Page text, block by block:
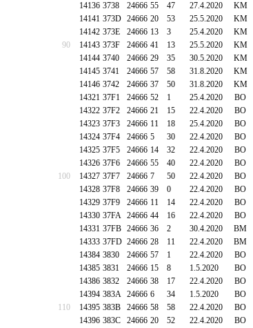
14136 3738 24666 55 47 27.4.2020 KM
14141 373D 24666 20 53 25.5.2020 KM
14142 373E 24666 13 3 25.4.2020 KM
90
14143 373F 24666 41 13 25.5.2020 KM
14144 3740 24666 29 35 30.5.2020 KM
14145 3741 24666 57 58 31.8.2020 KM
14146 3742 24666 37 50 31.8.2020 KM
14321 37F1 24666 52 1 25.4.2020 BO
14322 37F2 24666 21 15 22.4.2020 BO
14323 37F3 24666 11 18 25.4.2020 BO
14324 37F4 24666 5 30 22.4.2020 BO
14325 37F5 24666 14 32 22.4.2020 BO
14326 37F6 24666 55 40 22.4.2020 BO
100
14327 37F7 24666 7 50 22.4.2020 BO
14328 37F8 24666 39 0 22.4.2020 BO
14329 37F9 24666 11 14 22.4.2020 BO
14330 37FA 24666 44 16 22.4.2020 BO
14331 37FB 24666 36 2 30.4.2020 BM
14333 37FD 24666 28 11 22.4.2020 BM
14384 3830 24666 57 1 22.4.2020 BO
14385 3831 24666 15 8 1.5.2020 BO
14386 3832 24666 38 17 22.4.2020 BO
14394 383A 24666 6 34 1.5.2020 BO
110
14395 383B 24666 58 58 22.4.2020 BO
14396 383C 24666 20 52 22.4.2020 BO